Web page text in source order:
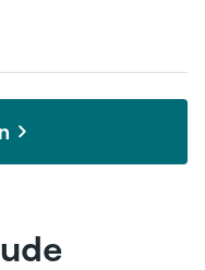
eine Variante von
flexiblen
Sie
mit